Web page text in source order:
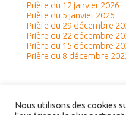
Prière du 12 janvier 2026
Prière du 5 janvier 2026
Prière du 29 décembre
Prière du 22 décembre
Prière du 15 décembre
Prière du 8 décembre
Nous utilisons des cookies